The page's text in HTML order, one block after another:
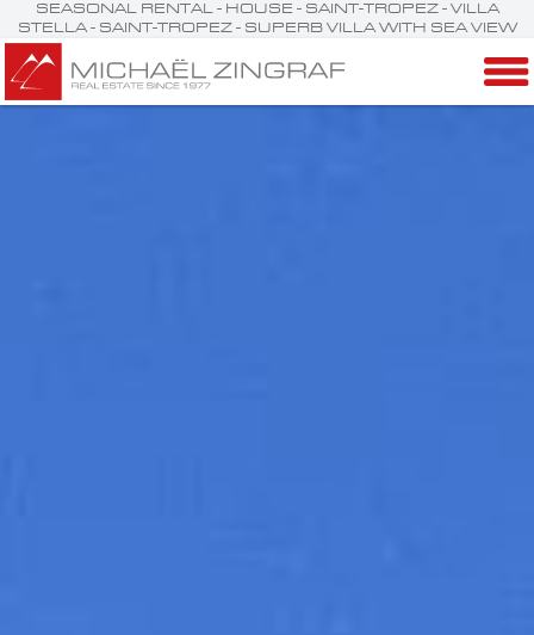
SEASONAL RENTAL - HOUSE - SAINT-TROPEZ - VILLA
STELLA - SAINT-TROPEZ - SUPERB VILLA WITH SEA VIEW